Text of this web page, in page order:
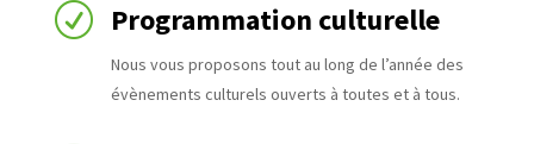
R Programmation culturelle
Nous vous proposons tout au long de l’année des
évènements culturels ouverts à toutes et à tous.